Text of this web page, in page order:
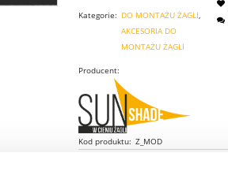
Kategorie: DO MONTAŻU ŻAGLI
AKCESORIA DO
MONTAŻU ŻAGLI
Producent:
Kod produktu: Z_MOD